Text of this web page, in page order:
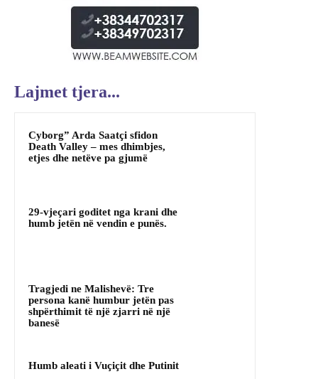
Lajmet tjera...
Cyborg” Arda Saatçi sfidon
Death Valley – mes dhimbjes,
etjes dhe netëve pa gjumë
29-vjeçari goditet nga krani dhe
humb jetën në vendin e punës.
Tragjedi ne Malishevë: Tre
persona kanë humbur jetën pas
shpërthimit të një zjarri në një
banesë
Humb aleati i Vuçiçit dhe Putinit